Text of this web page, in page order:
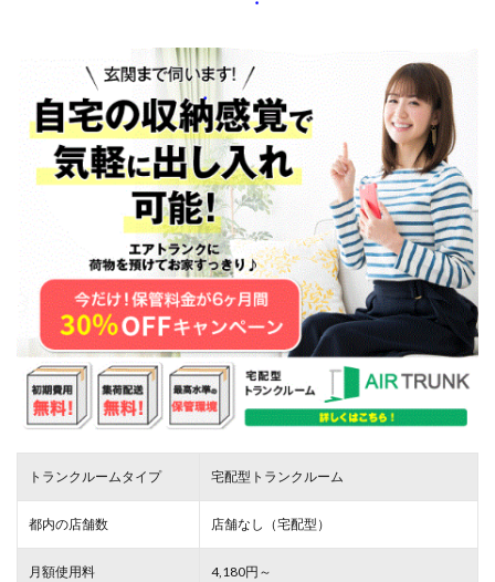
トランクルームタイプ 宅配型トランクルーム
都内の店舗数 店舗なし（宅配型）
月額使用料 4,180円～